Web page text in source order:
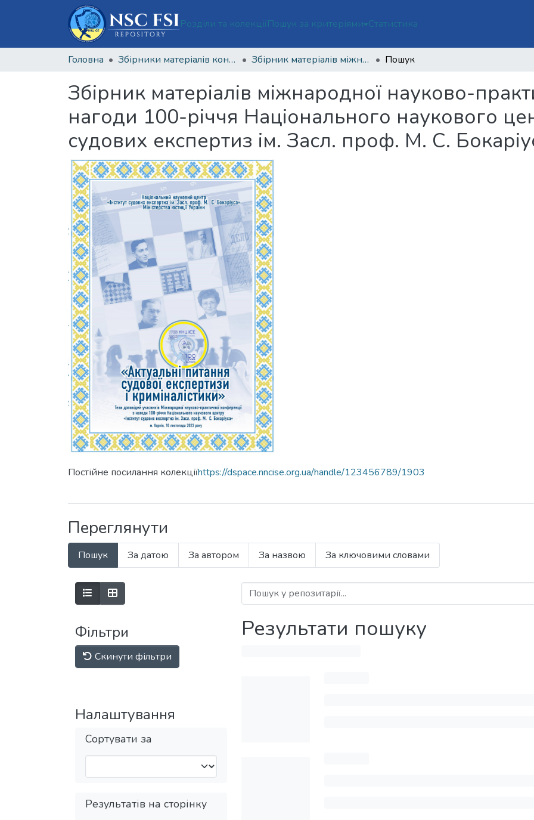
Розділи та колекціїПошук за критеріями Статистика
Головна Збірники матеріалів конференцій Національного наукового центру «Інститут судових експертиз ім. Засл. проф. М. С. Бокаріуса» Збірник матеріалів міжнародної науково-практичної конференції з нагоди 100-річчя Національного наукового центру «Інститут судових експертиз ім. Засл. проф. М. С. Бокаріуса» Пошук
Збірник матеріалів міжнародної науково-
нагоди 100-річчя Національного наукового
судових експертиз ім. Засл. проф. М. С.
Постійне посилання колекціїhttps://dspace.nncise.org.ua/handle/123456789/1903
Переглянути
Пошук За датою За автором За назвою За ключовими словами
Фільтри
Скинути фільтри
Налаштування
Сортувати за
Результатів на сторінку
Результати пошуку